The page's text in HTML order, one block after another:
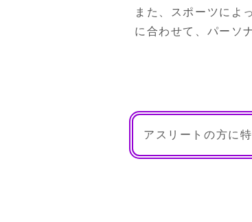
また、スポーツによ
に合わせて、パーソ
アスリートの方に